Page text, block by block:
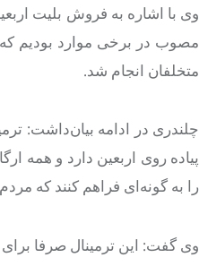
وی با اشاره به فروش بلیت
مصوب در برخی موارد بودیم که
متخلفان انجام شد.
پیاده روی اربعین دارد و همه
را به گونه‌ای فراهم کنند که
وی گفت: این ترمینال صرفا